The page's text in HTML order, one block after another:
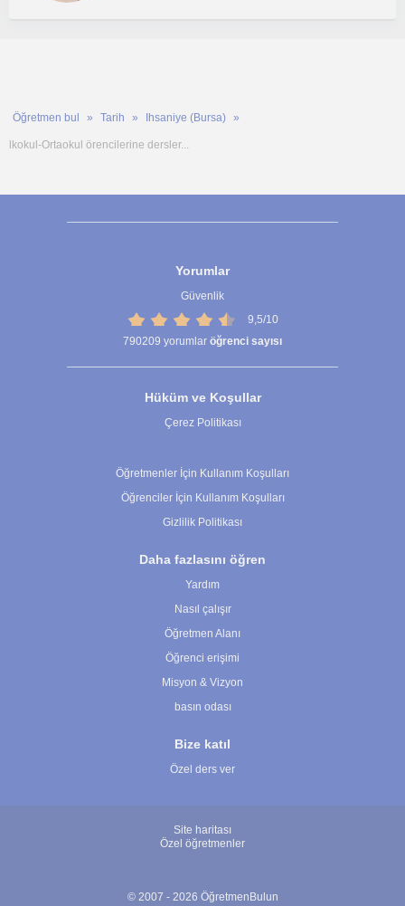
Öğretmen bul Tarih Ihsaniye (Bursa)
lkokul-Ortaokul örencilerine dersler...
Yorumlar
Güvenlik
9,5/10
790209 yorumlar öğrenci sayısı
Hüküm ve Koşullar
Çerez Politikası
Öğretmenler İçin Kullanım Koşulları
Öğrenciler İçin Kullanım Koşulları
Gizlilik Politikası
Daha fazlasını öğren
Yardım
Nasıl çalışır
Öğretmen Alanı
Öğrenci erişimi
Misyon & Vizyon
basın odası
Bize katıl
Özel ders ver
Site haritası
Özel öğretmenler
© 2007 - 2026 ÖğretmenBulun